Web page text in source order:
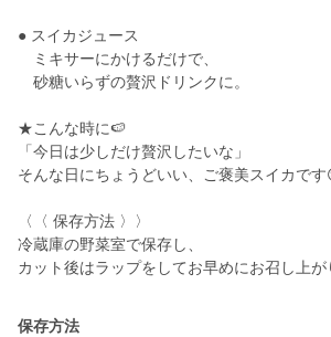
● スイカジュース
ミキサーにかけるだけで、
砂糖いらずの贅沢ドリンクに。
★こんな時に🍉
「今日は少しだけ贅沢したいな」
そんな日にちょうどいい、ご褒美スイカです
〈〈 保存方法 〉〉
冷蔵庫の野菜室で保存し、
カット後はラップをしてお早めにお召し上が
保存方法